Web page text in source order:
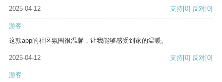
2025-04-12 支持[0] 反对[0]
游客
这款app的社区氛围很温馨，让我能够感受到家的温暖。
2025-04-12 支持[0] 反对[0]
游客